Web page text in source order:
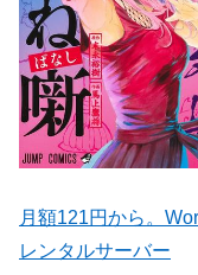
月額121円から。
レンタルサーバー